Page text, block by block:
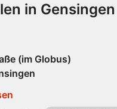
in Gensingen
(im Globus)